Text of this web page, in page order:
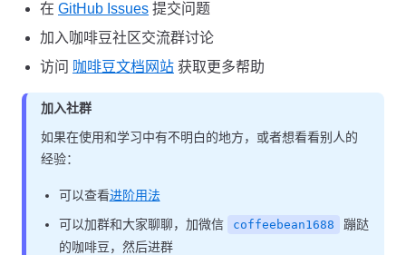
在 GitHub Issues 提交问题
加入咖啡豆社区交流群讨论
访问 咖啡豆文档网站 获取更多帮助
加入社群
如果在使用和学习中有不明白的地方，或者想看看别人的
经验：
可以查看进阶用法
可以加群和大家聊聊，加微信
coffeebean1688
蹦跶
的咖啡豆，然后进群